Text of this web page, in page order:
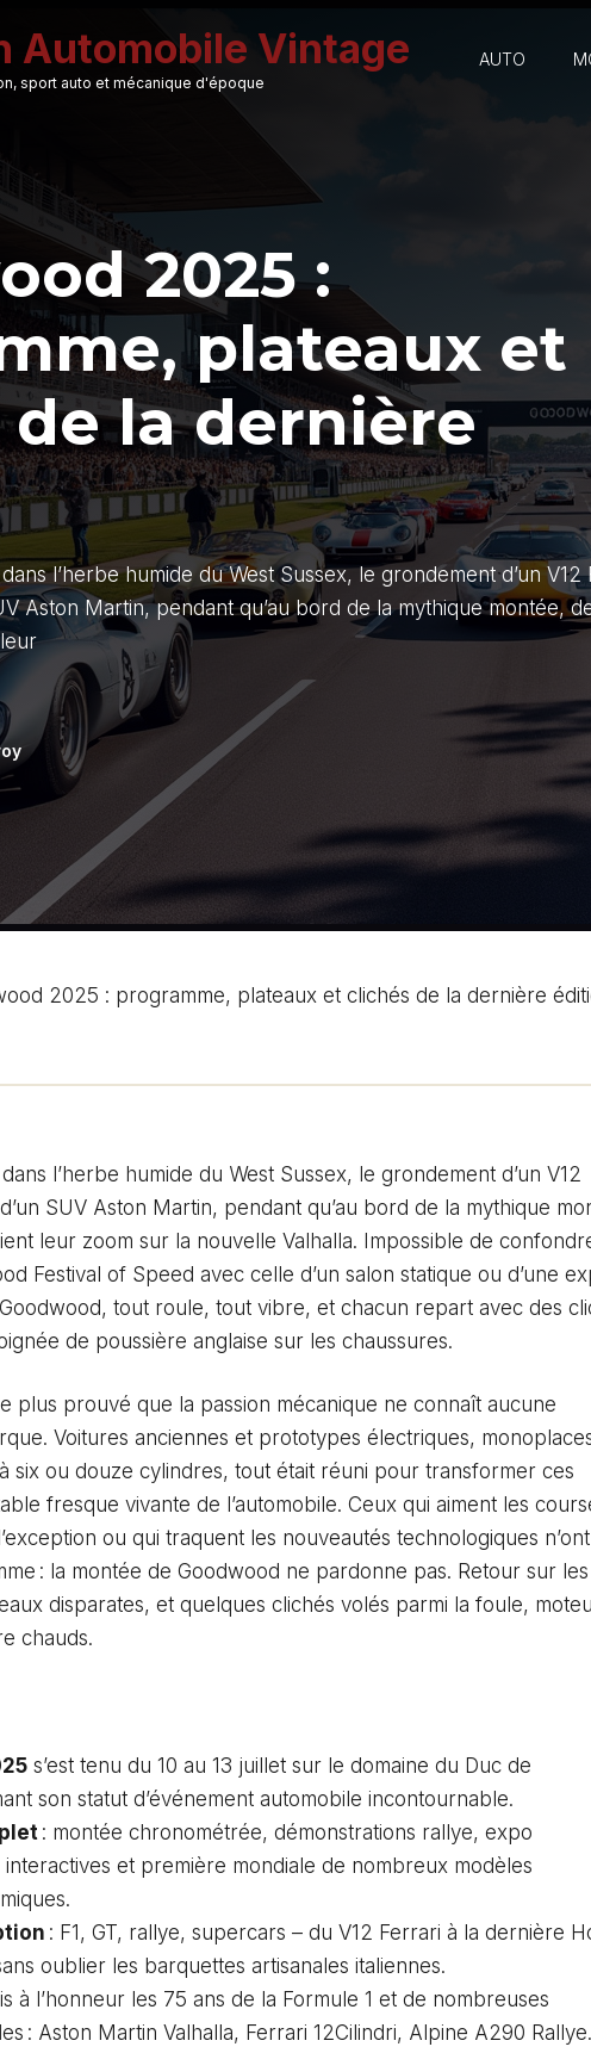
Automobile Vintage
sport auto et mécanique d'époque
AUTO
2025 :
plateaux et
de la dernière
l’herbe humide du West Sussex, le grondement d’un V12
Aston Martin, pendant qu’au bord de la mythique montée,
2025 : programme, plateaux et clichés de la dernière
l’herbe humide du West Sussex, le grondement d’un V12
SUV Aston Martin, pendant qu’au bord de la mythique
leur zoom sur la nouvelle Valhalla. Impossible de
Festival of Speed avec celle d’un salon statique ou d’une
tout roule, tout vibre, et chacun repart avec des
de poussière anglaise sur les chaussures.
plus prouvé que la passion mécanique ne connaît aucune
Voitures anciennes et prototypes électriques,
six ou douze cylindres, tout était réuni pour transformer ces
fresque vivante de l’automobile. Ceux qui aiment les
ou qui traquent les nouveautés technologiques n’ont
: la montée de Goodwood ne pardonne pas. Retour sur les
disparates, et quelques clichés volés parmi la foule,
chauds.
s’est tenu du 10 au 13 juillet sur le domaine du Duc de
son statut d’événement automobile incontournable.
: montée chronométrée, démonstrations rallye, expo
et première mondiale de nombreux modèles
: F1, GT, rallye, supercars – du V12 Ferrari à la dernière
oublier les barquettes artisanales italiennes.
à l’honneur les 75 ans de la Formule 1 et de nombreuses
: Aston Martin Valhalla, Ferrari 12Cilindri, Alpine A290